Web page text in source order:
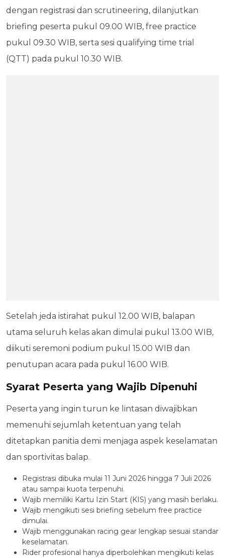
dengan registrasi dan scrutineering, dilanjutkan
briefing peserta pukul 09.00 WIB, free practice
pukul 09.30 WIB, serta sesi qualifying time trial
(QTT) pada pukul 10.30 WIB.
Setelah jeda istirahat pukul 12.00 WIB, balapan
utama seluruh kelas akan dimulai pukul 13.00 WIB,
diikuti seremoni podium pukul 15.00 WIB dan
penutupan acara pada pukul 16.00 WIB.
Syarat Peserta yang Wajib Dipenuhi
Peserta yang ingin turun ke lintasan diwajibkan
memenuhi sejumlah ketentuan yang telah
ditetapkan panitia demi menjaga aspek keselamatan
dan sportivitas balap.
Registrasi dibuka mulai 11 Juni 2026 hingga 7 Juli 2026
atau sampai kuota terpenuhi.
Wajib memiliki Kartu Izin Start (KIS) yang masih berlaku.
Wajib mengikuti sesi briefing sebelum free practice
dimulai.
Wajib menggunakan racing gear lengkap sesuai standar
keselamatan.
Rider profesional hanya diperbolehkan mengikuti kelas